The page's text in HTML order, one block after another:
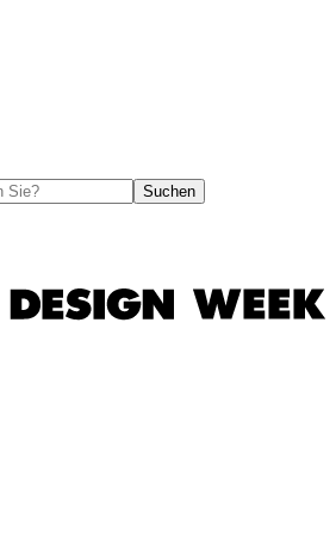
Suchen